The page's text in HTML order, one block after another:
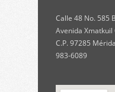
Calle 48 No. 585
Avenida Xmatkuil
C.P. 97285
983-6089